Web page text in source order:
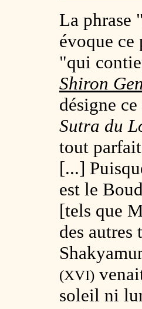
La phrase
évoque ce
"qui
Shiron
désigne
Sutra du
tout
[...]
est le
[tels que
des
(XVI)
soleil ni